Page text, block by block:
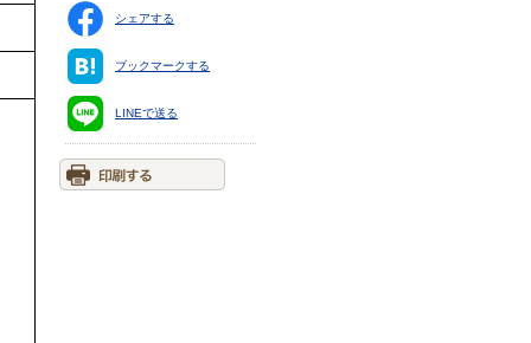
シェアする
ブックマークする
LINEで送る